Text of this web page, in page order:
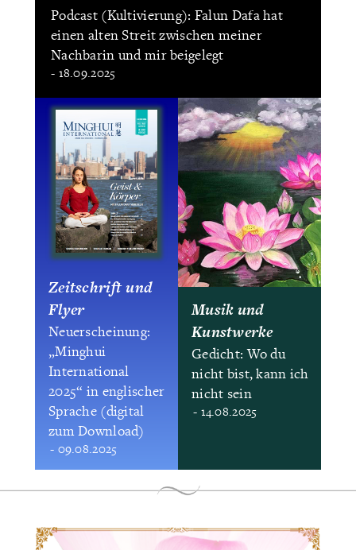
Podcast (Kultivierung): Falun Dafa hat
einen alten Streit zwischen meiner
Nachbarin und mir beigelegt
- 18.09.2025
Zeitschrift und
Flyer
Neuerscheinung:
„Minghui
International
2025“ in englischer
Sprache (digital
zum Download)
- 09.08.2025
Musik und
Kunstwerke
Gedicht: Wo du
nicht bist, kann ich
nicht sein
- 14.08.2025